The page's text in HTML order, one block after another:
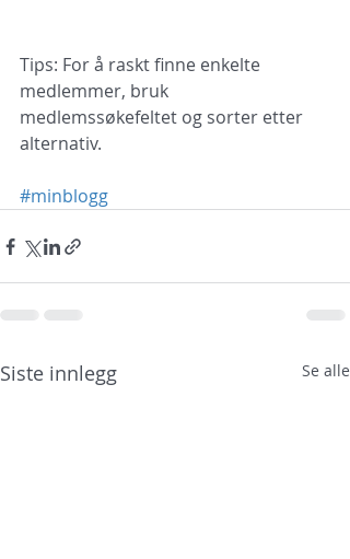
Tips: For å raskt finne enkelte
medlemmer, bruk
medlemssøkefeltet og sorter etter
alternativ.
#minblogg
Siste innlegg Se alle